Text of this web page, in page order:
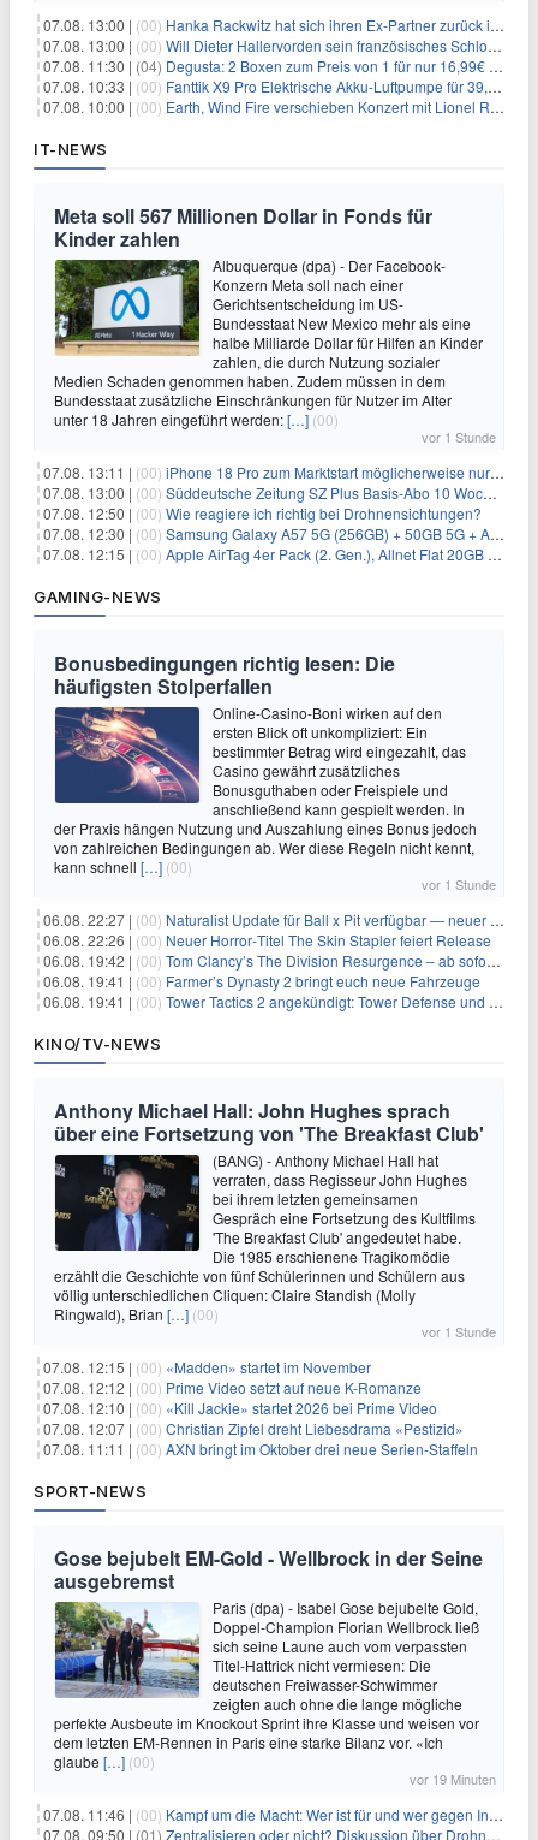
07.08. 13:00 | (00) Hanka Rackwitz hat sich ihren Ex-Partner zurück ins Haus geholt
07.08. 13:00 | (00) Will Dieter Hallervorden sein französisches Schloss verkaufen?
07.08. 11:30 | (04) Degusta: 2 Boxen zum Preis von 1 für nur 16,99€ inkl. Versand
07.08. 10:33 | (00) Fanttik X9 Pro Elektrische Akku-Luftpumpe für 39,99€
07.08. 10:00 | (00) Earth, Wind Fire verschieben Konzert mit Lionel Richie nach medizinischem Notfall
IT-NEWS
Meta soll 567 Millionen Dollar in Fonds für
Kinder zahlen
Albuquerque (dpa) - Der Facebook-
Konzern Meta soll nach einer
Gerichtsentscheidung im US-
Bundesstaat New Mexico mehr als eine
halbe Milliarde Dollar für Hilfen an Kinder
zahlen, die durch Nutzung sozialer
Medien Schaden genommen haben. Zudem müssen in dem
Bundesstaat zusätzliche Einschränkungen für Nutzer im Alter
unter 18 Jahren eingeführt werden:[…] (00)
vor 1 Stunde
07.08. 13:11 | (00) iPhone 18 Pro zum Marktstart möglicherweise nur begrenzt verfügbar
07.08. 13:00 | (00) Süddeutsche Zeitung SZ Plus Basis-Abo 10 Wochen für 10€
07.08. 12:50 | (00) Wie reagiere ich richtig bei Drohnensichtungen?
07.08. 12:30 | (00) Samsung Galaxy A57 5G (256GB) + 50GB 5G + Alles-Flat im Vodafone-Netz für 19,99€/Monat – eff. 2,36€/Monat
07.08. 12:15 | (00) Apple AirTag 4er Pack (2. Gen.), Allnet Flat 20GB 5G im Telekom-Netz für 14,99€/Monat – eff. 2,07€/Monat
GAMING-NEWS
Bonusbedingungen richtig lesen: Die
häufigsten Stolperfallen
Online-Casino-Boni wirken auf den
ersten Blick oft unkompliziert: Ein
bestimmter Betrag wird eingezahlt, das
Casino gewährt zusätzliches
Bonusguthaben oder Freispiele und
anschließend kann gespielt werden. In
der Praxis hängen Nutzung und Auszahlung eines Bonus jedoch
von zahlreichen Bedingungen ab. Wer diese Regeln nicht kennt,
kann schnell […] (00)
vor 1 Stunde
06.08. 22:27 | (00) Naturalist Update für Ball x Pit verfügbar — neuer Content auf allen Plattformen
06.08. 22:26 | (00) Neuer Horror‑Titel The Skin Stapler feiert Release
06.08. 19:42 | (00) Tom Clancy’s The Division Resurgence – ab sofort für euch verfügbar
06.08. 19:41 | (00) Farmer’s Dynasty 2 bringt euch neue Fahrzeuge
06.08. 19:41 | (00) Tower Tactics 2 angekündigt: Tower Defense und Deckbuilding Kombo kehrt zurück
KINO/TV-NEWS
Anthony Michael Hall: John Hughes sprach
über eine Fortsetzung von 'The Breakfast Club'
(BANG) - Anthony Michael Hall hat
verraten, dass Regisseur John Hughes
bei ihrem letzten gemeinsamen
Gespräch eine Fortsetzung des Kultfilms
'The Breakfast Club' angedeutet habe.
Die 1985 erschienene Tragikomödie
erzählt die Geschichte von fünf Schülerinnen und Schülern aus
völlig unterschiedlichen Cliquen: Claire Standish (Molly
Ringwald), Brian […] (00)
vor 1 Stunde
07.08. 12:15 | (00) «Madden» startet im November
07.08. 12:12 | (00) Prime Video setzt auf neue K-Romanze
07.08. 12:10 | (00) «Kill Jackie» startet 2026 bei Prime Video
07.08. 12:07 | (00) Christian Zipfel dreht Liebesdrama «Pestizid»
07.08. 11:11 | (00) AXN bringt im Oktober drei neue Serien-Staffeln
SPORT-NEWS
Gose bejubelt EM-Gold - Wellbrock in der Seine
ausgebremst
Paris (dpa) - Isabel Gose bejubelte Gold,
Doppel-Champion Florian Wellbrock ließ
sich seine Laune auch vom verpassten
Titel-Hattrick nicht vermiesen: Die
deutschen Freiwasser-Schwimmer
zeigten auch ohne die lange mögliche
perfekte Ausbeute im Knockout Sprint ihre Klasse und weisen vor
dem letzten EM-Rennen in Paris eine starke Bilanz vor. «Ich
glaube […] (00)
vor 19 Minuten
07.08. 11:46 | (00) Kampf um die Macht: Wer ist für und wer gegen Infantino?
07.08. 09:50 | (01) Zentralisieren oder nicht? Diskussion über Drohnenabwehr